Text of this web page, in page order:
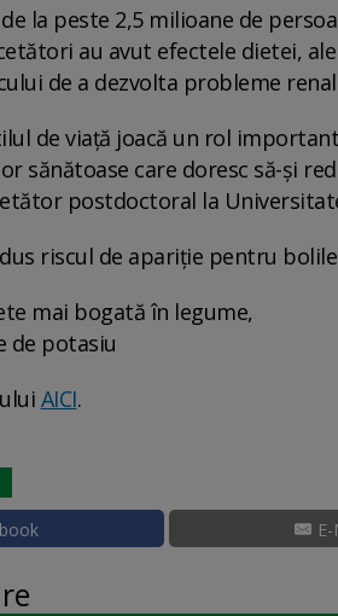
la peste 2,5 milioane de
au avut efectele dietei,
de a dezvolta probleme
de viață joacă un rol
sănătoase care doresc să-și
postdoctoral la
riscul de apariție pentru
mai bogată în legume,
de potasiu
AICI.